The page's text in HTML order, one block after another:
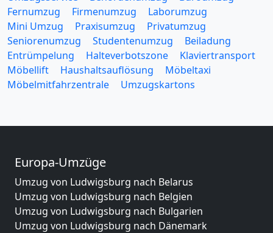
Fernumzug
Firmenumzug
Laborumzug
Mini Umzug
Praxisumzug
Privatumzug
Seniorenumzug
Studentenumzug
Beiladung
Entrümpelung
Halteverbotszone
Klaviertransport
Möbellift
Haushaltsauflösung
Möbeltaxi
Möbelmitfahrzentrale
Umzugskartons
Europa-Umzüge
Umzug von Ludwigsburg nach Belarus
Umzug von Ludwigsburg nach Belgien
Umzug von Ludwigsburg nach Bulgarien
Umzug von Ludwigsburg nach Dänemark